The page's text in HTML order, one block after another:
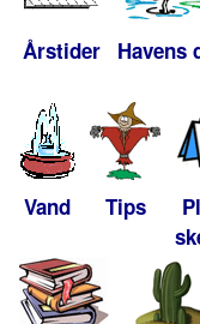
Årstider Havens
Vand Tips